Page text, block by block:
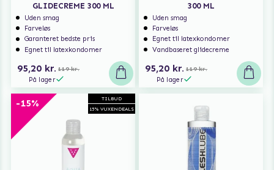
GLIDECREME 300 ML
Uden smag
Farveløs
Garanteret bedste pris
Egnet til latexkondomer
95,20 kr. 119 kr.
På lager
300 ML
Uden smag
Farveløs
Egnet til latexkondomer
Vandbaseret glidecreme
95,20 kr. 119 kr.
På lager
TILBUD
15% VUXENDEALS
-15%